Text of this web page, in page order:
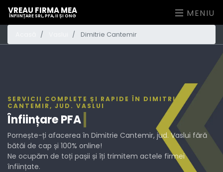
VREAU FIRMA MEA
ÎNFIINȚARE SRL, PFA, II ȘI ONG MENIU
Dimitrie Cantemir
SERVICII COMPLETE ȘI RAPIDE ÎN DIMITRIE
CANTEMIR, JUD. VASLUI
ÎnființarePF
Pornește-ți afacerea în Dimitrie Cantemir, jud. Vaslui fără
bătăi de cap și 100% online!
Ne ocupăm de toți pașii și îți trimitem actele firmei
înființate.